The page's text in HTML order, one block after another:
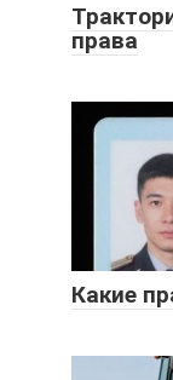
права
Какие